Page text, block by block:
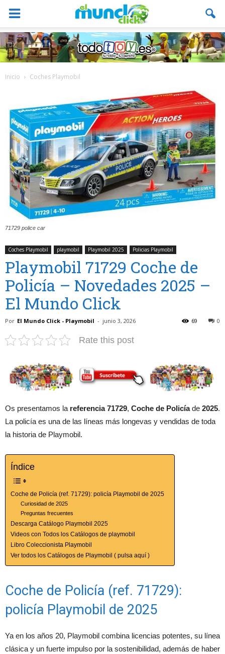
Inicio Coches Playmobil
71729 police car
Coches Playmobil playmobil Playmobil 2025 Policias Playmobil
Playmobil 71729 Coche de
Policía – Novedades 2025 –
El Mundo Click
Por El Mundo Click - Playmobil - junio 3, 2026 0
69
Rate this post
Os presentamos la referencia 71729, Coche de Policíade 2025.
La policía es una de las líneas más longevas y vendidas de toda
la historia de Playmobil.
Índice
Coche de Policía (ref. 71729): policía Playmobil de 2025
Curiosidad de 2025
Preguntas frecuentes
Descarga Catálogo Playmobil 2025
Videos con Todos los Catálogos de playmobil
Libro Coleccionista Playmobil
Ver todos los Catálogos de Playmobil ( pulsa aquí )
Coche de Policía (ref. 71729):
policía Playmobil de 2025
Ya en los años 20, Playmobil combina licencias potentes, su línea
clásica y un fuerte impulso por la sostenibilidad, además de haber